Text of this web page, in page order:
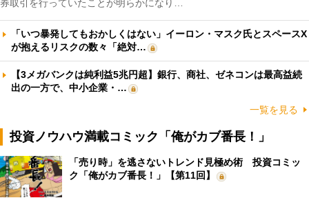
券取引を行っていたことが明らかになり…
「いつ暴発してもおかしくはない」イーロン・マスク氏とスペースX
が抱えるリスクの数々「絶対…
【3メガバンクは純利益5兆円超】銀行、商社、ゼネコンは最高益続
出の一方で、中小企業・…
一覧を見る
投資ノウハウ満載コミック「俺がカブ番長！」
「売り時」を逃さないトレンド見極め術 投資コミッ
ク「俺がカブ番長！」【第11回】